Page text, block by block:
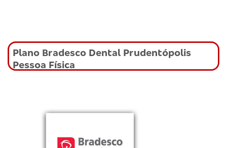
Plano Bradesco Dental Prudentópolis
Pessoa Física